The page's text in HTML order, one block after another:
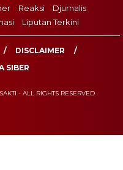
Reaksi
Djurnalis
Liputan Terkini
DISCLAIMER
SIBER
- ALL RIGHTS RESERVED